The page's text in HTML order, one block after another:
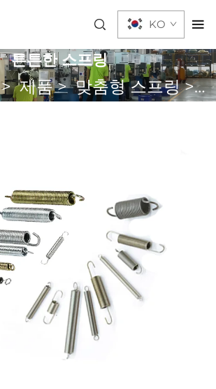
KO
튼튼한 스프링
>제품>맞춤형 스프링>